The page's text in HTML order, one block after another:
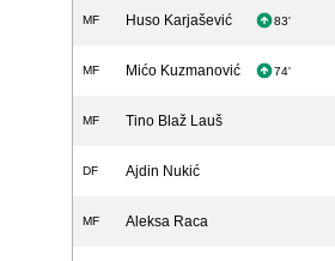
MF Huso Karjašević 83'
MF Mićo Kuzmanović 74'
MF Tino Blaž Lauš
DF Ajdin Nukić
MF Aleksa Raca